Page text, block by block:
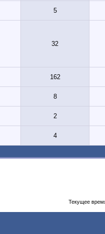
5
32
162
8
2
4
Текущее